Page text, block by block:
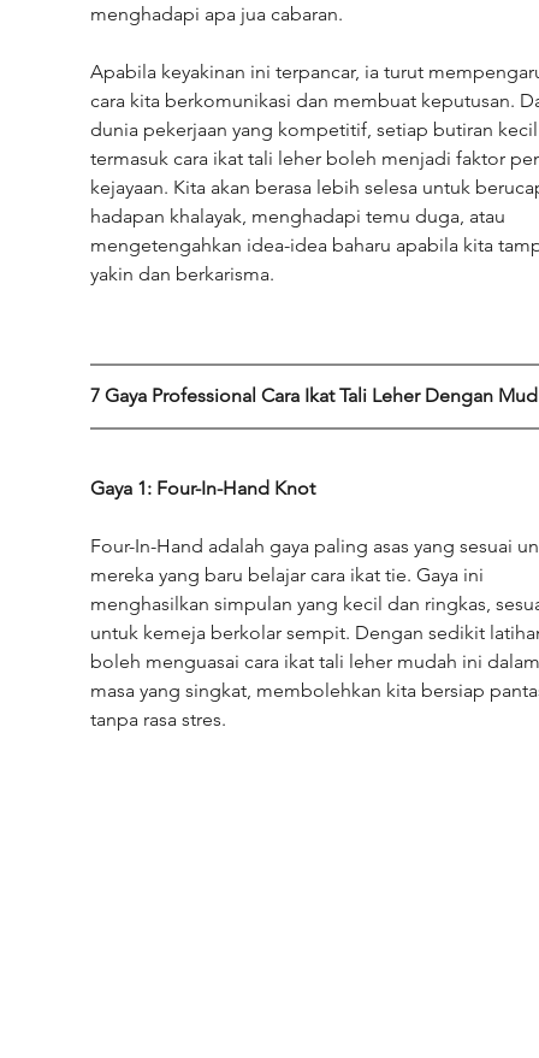
menghadapi apa jua cabaran.
Apabila keyakinan ini terpancar, ia turut
cara kita berkomunikasi dan membuat keputusan.
dunia pekerjaan yang kompetitif, setiap butiran
termasuk cara ikat tali leher boleh menjadi faktor
kejayaan. Kita akan berasa lebih selesa untuk
hadapan khalayak, menghadapi temu duga, atau
mengetengahkan idea-idea baharu apabila kita
yakin dan berkarisma.
7 Gaya Professional Cara Ikat Tali Leher Dengan
Gaya 1: Four-In-Hand Knot
Four-In-Hand adalah gaya paling asas yang sesuai
mereka yang baru belajar cara ikat tie. Gaya ini
menghasilkan simpulan yang kecil dan ringkas,
untuk kemeja berkolar sempit. Dengan sedikit
boleh menguasai cara ikat tali leher mudah ini
masa yang singkat, membolehkan kita bersiap
tanpa rasa stres.